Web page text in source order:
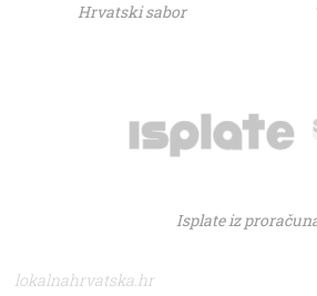
Hrvatski sabor
Isplate iz
lokalnahrvatska.hr